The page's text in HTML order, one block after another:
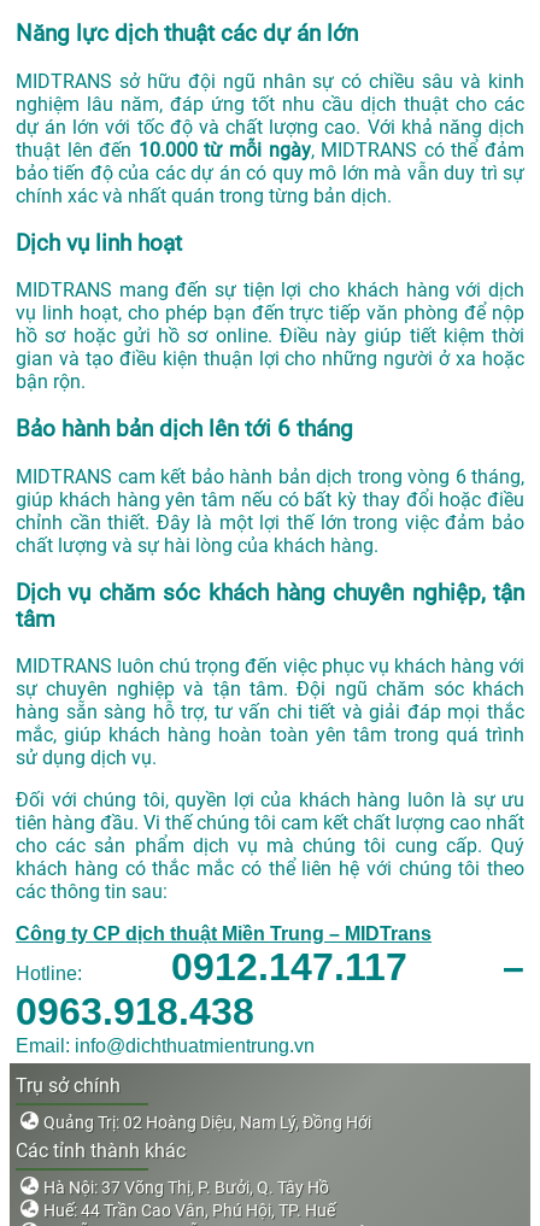
Năng lực dịch thuật các dự án lớn
MIDTRANS sở hữu đội ngũ nhân sự có chiều sâu và kinh
nghiệm lâu năm, đáp ứng tốt nhu cầu dịch thuật cho các
dự án lớn với tốc độ và chất lượng cao. Với khả năng dịch
thuật lên đến 10.000 từ mỗi ngày, MIDTRANS có thể đảm
bảo tiến độ của các dự án có quy mô lớn mà vẫn duy trì sự
chính xác và nhất quán trong từng bản dịch.
Dịch vụ linh hoạt
MIDTRANS mang đến sự tiện lợi cho khách hàng với dịch
vụ linh hoạt, cho phép bạn đến trực tiếp văn phòng để nộp
hồ sơ hoặc gửi hồ sơ online. Điều này giúp tiết kiệm thời
gian và tạo điều kiện thuận lợi cho những người ở xa hoặc
bận rộn.
Bảo hành bản dịch lên tới 6 tháng
MIDTRANS cam kết bảo hành bản dịch trong vòng 6 tháng,
giúp khách hàng yên tâm nếu có bất kỳ thay đổi hoặc điều
chỉnh cần thiết. Đây là một lợi thế lớn trong việc đảm bảo
chất lượng và sự hài lòng của khách hàng.
Dịch vụ chăm sóc khách hàng chuyên nghiệp, tận
tâm
MIDTRANS luôn chú trọng đến việc phục vụ khách hàng với
sự chuyên nghiệp và tận tâm. Đội ngũ chăm sóc khách
hàng sẵn sàng hỗ trợ, tư vấn chi tiết và giải đáp mọi thắc
mắc, giúp khách hàng hoàn toàn yên tâm trong quá trình
sử dụng dịch vụ.
Đối với chúng tôi, quyền lợi của khách hàng luôn là sự ưu
tiên hàng đầu. Vi thế chúng tôi cam kết chất lượng cao nhất
cho các sản phẩm dịch vụ mà chúng tôi cung cấp. Quý
khách hàng có thắc mắc có thể liên hệ với chúng tôi theo
các thông tin sau:
Công ty CP dịch thuật Miền Trung – MIDTrans
Hotline: 0912.147.117 –
0963.918.438
Email: info@dichthuatmientrung.vn
Trụ sở chính
Quảng Trị: 02 Hoàng Diệu, Nam Lý, Đồng Hới
Các tỉnh thành khác
Hà Nội: 37 Võng Thị, P. Bưởi, Q. Tây Hồ
Huế: 44 Trần Cao Vân, Phú Hội, TP. Huế